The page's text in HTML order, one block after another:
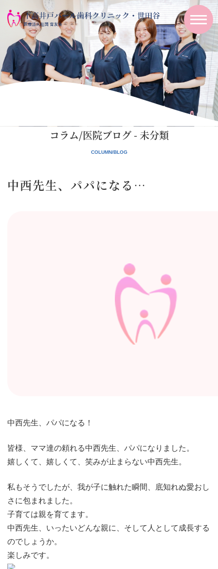
コラム/医院ブログ - 未分類
中西先生、パパになる…
中西先生、パパになる！
皆様、ママ達の頼れる中西先生、パパになりました。
嬉しくて、嬉しくて、笑みが止まらない中西先生。
私もそうでしたが、我が子に触れた瞬間、底知れぬ愛おし
さに包まれました。
子育ては親を育てます。
中西先生、いったいどんな親に、そして人として成長する
のでしょうか。
楽しみです。